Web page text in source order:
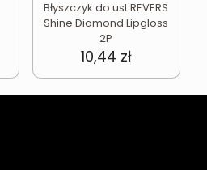
Błyszczyk do ust REVERS
Shine Diamond Lipgloss
2P
10,44 zł